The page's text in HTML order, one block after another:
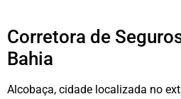
Corretora de
Bahia
Alcobaça, cidade localizada no